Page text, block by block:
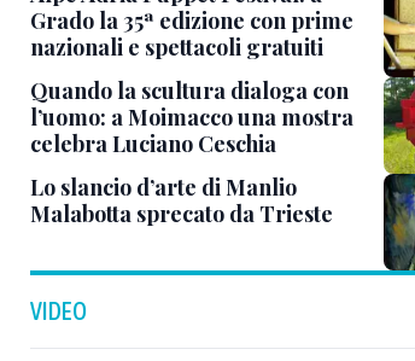
Grado la 35ª edizione con prime
nazionali e spettacoli gratuiti
Quando la scultura dialoga con
l’uomo: a Moimacco una mostra
celebra Luciano Ceschia
Lo slancio d’arte di Manlio
Malabotta sprecato da Trieste
VIDEO